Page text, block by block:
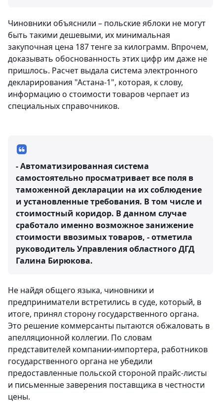
Чиновники объяснили – польские яблоки не могут
быть такими дешевыми, их минимальная
закупочная цена 187 тенге за килограмм. Впрочем,
доказывать обоснованность этих цифр им даже не
пришлось. Расчет выдала система электронного
декларирования "Астана-1", которая, к слову,
информацию о стоимости товаров черпает из
специальных справочников.
- Автоматизированная система
самостоятельно просматривает все поля в
таможенной декларации на их соблюдение
и установленные требования. В том числе и
стоимостный коридор. В данном случае
сработало именно возможное занижение
стоимости ввозимых товаров, - отметила
руководитель Управления областного ДГД
Галина Бирюкова.
Не найдя общего языка, чиновники и
предприниматели встретились в суде, который, в
итоге, принял сторону государственного органа.
Это решение коммерсанты пытаются обжаловать в
апелляционной коллегии. По словам
представителей компании-импортера, работников
государственного органа не убедили
предоставленные польской стороной прайс-листы
и письменные заверения поставщика в честности
цены.